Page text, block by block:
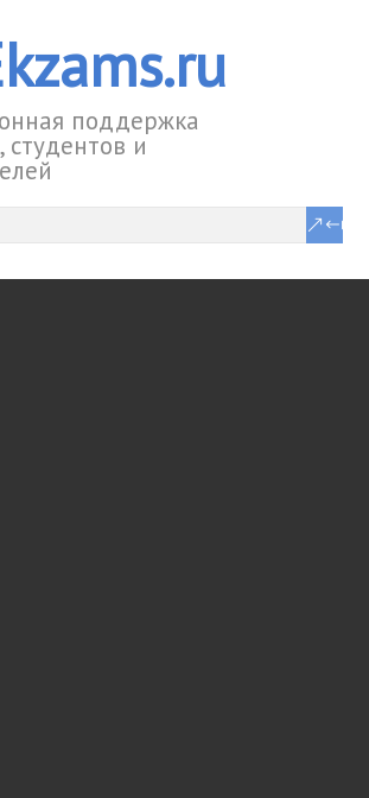
поддержка
и